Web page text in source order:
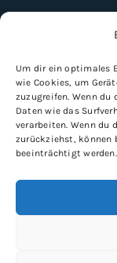
Um dir ein optimales
wie Cookies, um
zuzugreifen. Wenn
Daten wie das
verarbeiten. Wenn
zurückziehst, können
beeinträchtigt werden.
INFORMATION
Imprint
General
Data